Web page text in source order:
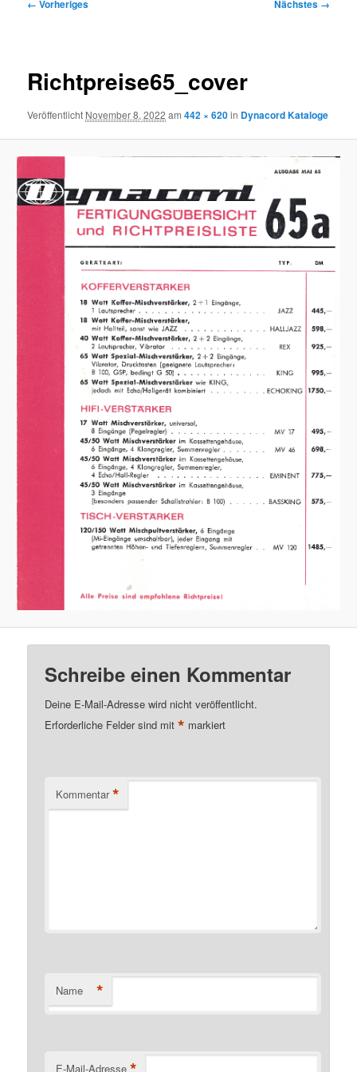
← Vorheriges Nächstes →
Richtpreise65_cover
Veröffentlicht November 8, 2022 am442 × 620in Dynacord Kataloge
Schreibe einen Kommentar
Deine E-Mail-Adresse wird nicht veröffentlicht.
Erforderliche Felder sind mit* markiert
Kommentar *
Name *
E-Mail-Adresse